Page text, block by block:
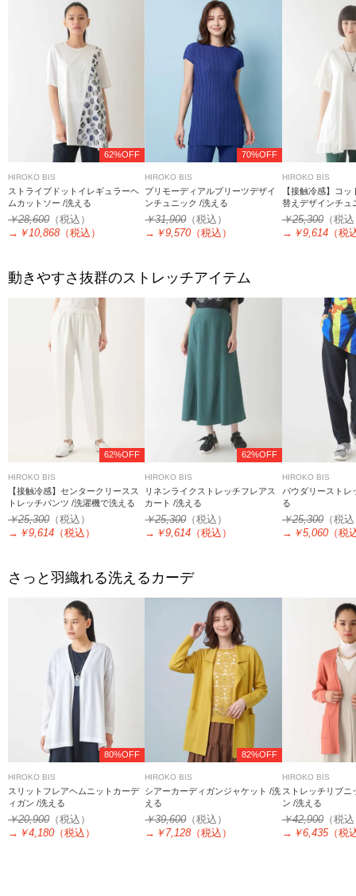
62%OFF
HIROKO BIS
ストライプドットイレギュラーヘ
ムカットソー /洗える
￥28,600 （税込）
→ ￥10,868 （税込）
70%OFF
HIROKO BIS
プリモーディアルプリーツデザイ
ンチュニック /洗える
￥31,900（税込）
→ ￥9,570 （税込）
HIROKO BIS
【接触冷感】コ
替えデザインチュ
￥25,300（税
→ ￥9,614（税
動きやすさ抜群のストレッチアイテム
62%OFF
HIROKO BIS
【接触冷感】センタークリースス
トレッチパンツ /洗濯機で洗える
￥25,300 （税込）
→ ￥9,614 （税込）
62%OFF
HIROKO BIS
リネンライクストレッチフレアス
カート /洗える
￥25,300（税込）
→ ￥9,614 （税込）
HIROKO BIS
パウダリーストレ
る
￥25,300（税
→ ￥5,060（税
さっと羽織れる洗えるカーデ
80%OFF
HIROKO BIS
スリットフレアヘムニットカーデ
ィガン /洗える
￥20,900 （税込）
→ ￥4,180 （税込）
82%OFF
HIROKO BIS
シアーカーディガンジャケット /洗
える
￥39,600（税込）
→ ￥7,128 （税込）
HIROKO BIS
ストレッチリブニ
ン /洗える
￥42,900（税
→ ￥6,435（税